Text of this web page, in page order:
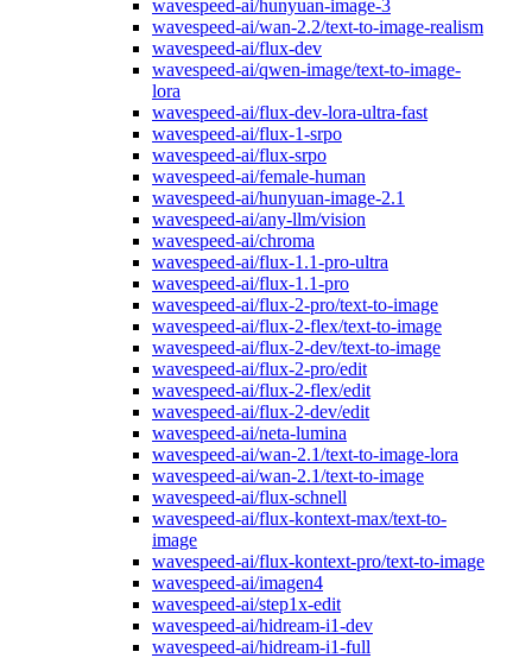
wavespeed-ai/hunyuan-image-3
wavespeed-ai/wan-2.2/text-to-image-realism
wavespeed-ai/flux-dev
wavespeed-ai/qwen-image/text-to-image-
lora
wavespeed-ai/flux-dev-lora-ultra-fast
wavespeed-ai/flux-1-srpo
wavespeed-ai/flux-srpo
wavespeed-ai/female-human
wavespeed-ai/hunyuan-image-2.1
wavespeed-ai/any-llm/vision
wavespeed-ai/chroma
wavespeed-ai/flux-1.1-pro-ultra
wavespeed-ai/flux-1.1-pro
wavespeed-ai/flux-2-pro/text-to-image
wavespeed-ai/flux-2-flex/text-to-image
wavespeed-ai/flux-2-dev/text-to-image
wavespeed-ai/flux-2-pro/edit
wavespeed-ai/flux-2-flex/edit
wavespeed-ai/flux-2-dev/edit
wavespeed-ai/neta-lumina
wavespeed-ai/wan-2.1/text-to-image-lora
wavespeed-ai/wan-2.1/text-to-image
wavespeed-ai/flux-schnell
wavespeed-ai/flux-kontext-max/text-to-
image
wavespeed-ai/flux-kontext-pro/text-to-image
wavespeed-ai/imagen4
wavespeed-ai/step1x-edit
wavespeed-ai/hidream-i1-dev
wavespeed-ai/hidream-i1-full